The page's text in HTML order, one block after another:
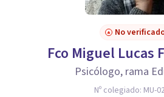
No
Fco Miguel Lucas
Psicólogo, rama
Nº colegiado: MU-